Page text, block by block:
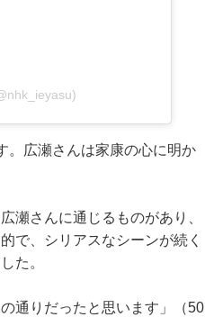
。広瀬さんは家康の心に明か
瀬さんに通じるものがあり、
で、シリアスなシーンが続く
た。
通りだったと思います」（50